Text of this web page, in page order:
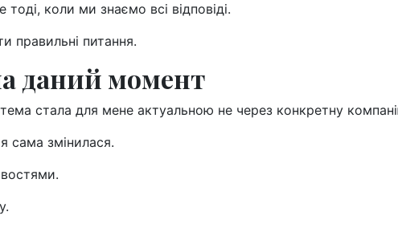
коли ми знаємо всі відповіді.
правильні питання.
даний момент
стала для мене актуальною не через конкретну
сама змінилася.